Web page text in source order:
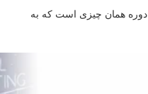
دوره همان چیزی است که به